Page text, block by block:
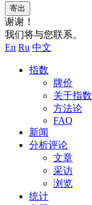
寄出
谢谢！
我们将与您联系。
En Ru 中文
指数
牌价
关于指数
方法论
FAQ
新闻
分析评论
文章
采访
浏览
统计